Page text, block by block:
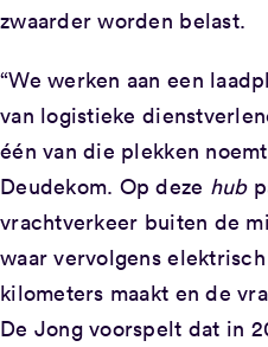
zwaarder worden belast.
“We werken aan een
van logistieke
één van die plekken
Deudekom. Op deze hub
vrachtverkeer buiten de
waar vervolgens
kilometers maakt en de
De Jong voorspelt dat in